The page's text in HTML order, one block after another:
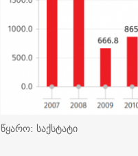
წყარო: საქსტატი